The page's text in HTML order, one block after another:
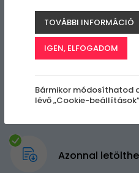
Azonnal
TOVÁBBI INFORMÁCIÓ
IGEN, ELFOGADOM
Bármikor módosíthatod
lévő „Cookie-